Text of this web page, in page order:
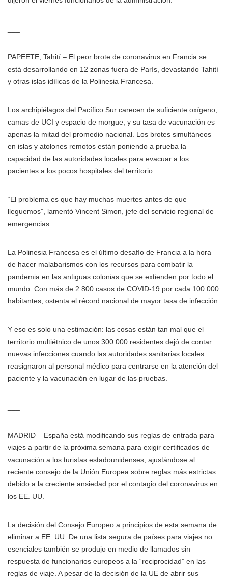
PAPEETE, Tahití – El peor brote de coronavirus en Francia se
está desarrollando en 12 zonas fuera de París, devastando Tahití
y otras islas idílicas de la Polinesia Francesa.
Los archipiélagos del Pacífico Sur carecen de suficiente oxígeno,
camas de UCI y espacio de morgue, y su tasa de vacunación es
apenas la mitad del promedio nacional. Los brotes simultáneos
en islas y atolones remotos están poniendo a prueba la
capacidad de las autoridades locales para evacuar a los
pacientes a los pocos hospitales del territorio.
“El problema es que hay muchas muertes antes de que
lleguemos”, lamentó Vincent Simon, jefe del servicio regional de
emergencias.
La Polinesia Francesa es el último desafío de Francia a la hora
de hacer malabarismos con los recursos para combatir la
pandemia en las antiguas colonias que se extienden por todo el
mundo. Con más de 2.800 casos de COVID-19 por cada 100.000
habitantes, ostenta el récord nacional de mayor tasa de infección.
Y eso es solo una estimación: las cosas están tan mal que el
territorio multiétnico de unos 300.000 residentes dejó de contar
nuevas infecciones cuando las autoridades sanitarias locales
reasignaron al personal médico para centrarse en la atención del
paciente y la vacunación en lugar de las pruebas.
MADRID – España está modificando sus reglas de entrada para
viajes a partir de la próxima semana para exigir certificados de
vacunación a los turistas estadounidenses, ajustándose al
reciente consejo de la Unión Europea sobre reglas más estrictas
debido a la creciente ansiedad por el contagio del coronavirus en
los EE. UU.
La decisión del Consejo Europeo a principios de esta semana de
eliminar a EE. UU. De una lista segura de países para viajes no
esenciales también se produjo en medio de llamados sin
respuesta de funcionarios europeos a la “reciprocidad” en las
reglas de viaje. A pesar de la decisión de la UE de abrir sus